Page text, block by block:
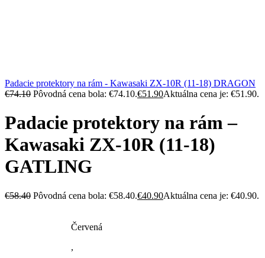
Padacie protektory na rám - Kawasaki ZX-10R (11-18) DRAGON
€74.10 Pôvodná cena bola: €74.10.€51.90Aktuálna cena je: €51.90.
Padacie protektory na rám –
Kawasaki ZX-10R (11-18)
GATLING
€58.40 Pôvodná cena bola: €58.40.€40.90Aktuálna cena je: €40.90.
Červená
,